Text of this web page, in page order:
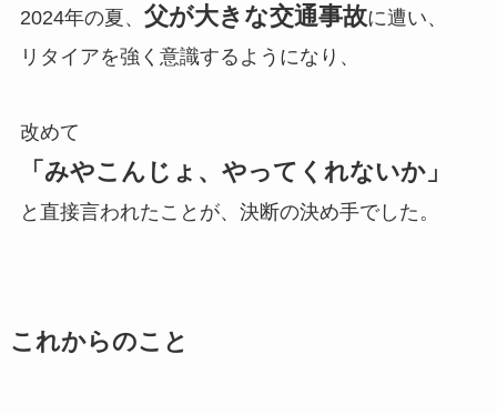
2024年の夏、 父が大きな交通事故に遭い、
リタイアを強く意識するようになり、
改めて
「みやこんじょ、やってくれないか」
と直接言われたことが、決断の決め手でした。
これからのこと